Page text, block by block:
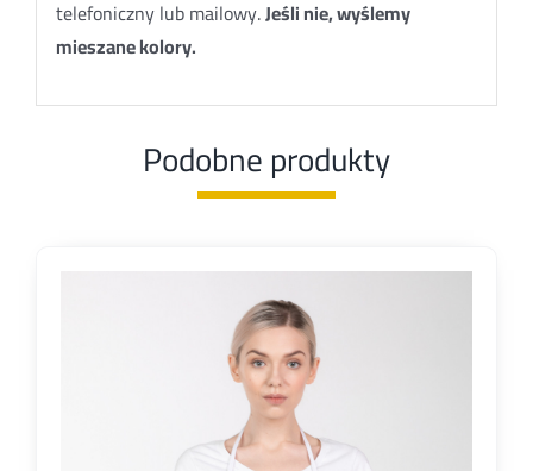
telefoniczny lub mailowy.Jeśli nie, wyślemy
mieszane kolory.
Podobne produkty